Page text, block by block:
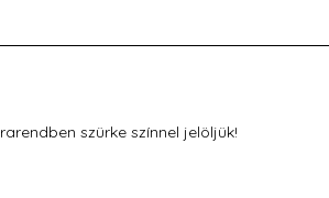
szürke színnel jelöljük!